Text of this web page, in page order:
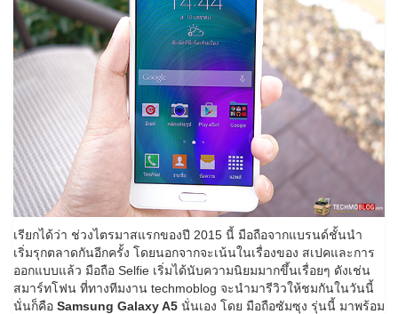
เรียกได้ว่า ช่วงไตรมาสแรกของปี 2015 นี้ มือถือจากแบรนด์ชั้นนำ
เริ่มรุกตลาดกันอีกครั้ง โดยนอกจากจะเน้นในเรื่องของ สเปคและการ
ออกแบบแล้ว มือถือ Selfie เริ่มได้นับความนิยมมากขึ้นเรื่อยๆ ดังเช่น
สมาร์ทโฟน ที่ทางทีมงาน techmoblog จะนำมารีวิวให้ชมกันในวันนี้
นั่นก็คือ Samsung Galaxy A5 นั่นเอง โดย มือถือซัมซุง รุ่นนี้ มาพร้อม